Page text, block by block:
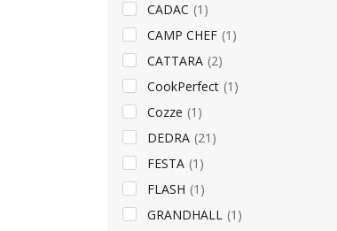
CADAC (1)
CAMP CHEF (1)
CATTARA (2)
CookPerfect (1)
Cozze (1)
DEDRA (21)
FESTA (1)
FLASH (1)
GRANDHALL (1)